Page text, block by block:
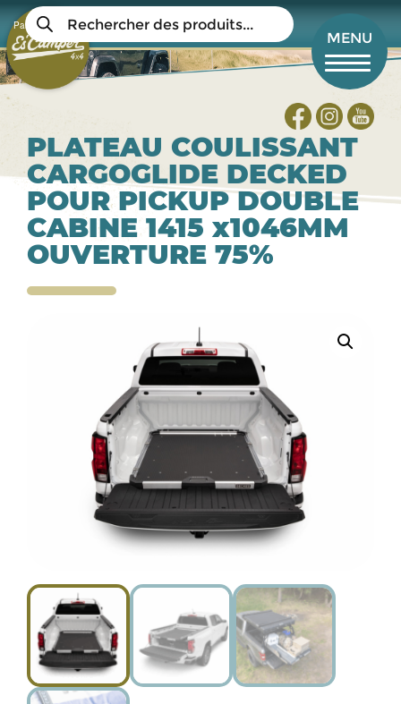
Aller
au
contenu
principal
Panier Mon compte
Recherche
de
produits
MENU
PLATEAU COULISSANT
CARGOGLIDE DECKED
POUR PICKUP DOUBLE
CABINE 1415 x1046MM
OUVERTURE 75%